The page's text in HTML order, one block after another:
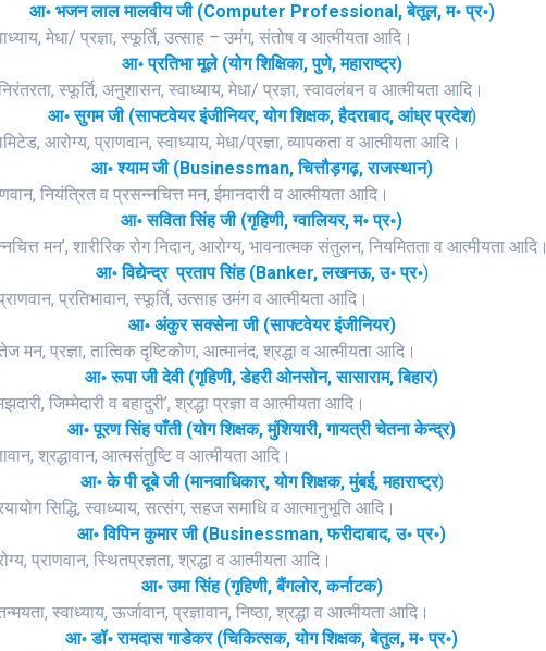
आ॰ भजन लाल मालवीय जी (Computer Professional, बेतूल, म॰ प्र॰)
मेधा/ प्रज्ञा, स्फूर्ति, उत्साह – उमंग, संतोष व आत्मीयता आदि।
आ॰ प्रतिभा मूले (योग शिक्षिका, पुणे, महाराष्ट्र)
स्फूर्ति, अनुशासन, स्वाध्याय, मेधा/ प्रज्ञा, स्वावलंबन व आत्मीयता आदि।
आ॰ सुगम जी (साफ्टवेयर इंजीनियर, योग शिक्षक, हैदराबाद, आंध्र प्रदेश)
आरोग्य, प्राणवान, स्वाध्याय, मेधा/प्रज्ञा, व्यापकता व आत्मीयता आदि।
आ॰ श्याम जी (Businessman, चित्तौड़गढ़, राजस्थान)
नियंत्रित व प्रसन्नचित्त मन, ईमानदारी व आत्मीयता आदि।
आ॰ सविता सिंह जी (गृहिणी, ग्वालियर, म॰ प्र॰)
मन’, शारीरिक रोग निदान, आरोग्य, भावनात्मक संतुलन, नियमितता व आत्मीयता आदि।
आ॰ विद्येन्द्र प्रताप सिंह (Banker, लखनऊ, उ॰ प्र॰)
प्रतिभावान, स्फूर्ति, उत्साह उमंग व आत्मीयता आदि।
आ॰ अंकुर सक्सेना जी (साफ्टवेयर इंजीनियर)
मन, प्रज्ञा, तात्विक दृष्टिकोण, आत्मानंद, श्रद्धा व आत्मीयता आदि।
आ॰ रूपा जी देवी (गृहिणी, डेहरी ओनसोन, सासाराम, बिहार)
जिम्मेदारी व बहादुरी’, श्रद्धा प्रज्ञा व आत्मीयता आदि।
आ॰ पूरण सिंह पाँती (योग शिक्षक, मुंशियारी, गायत्री चेतना केन्द्र)
श्रद्धावान, आत्मसंतुष्टि व आत्मीयता आदि।
आ॰ के पी दूबे जी (मानवाधिकार, योग शिक्षक, मुंबई, महाराष्ट्र)
सिद्धि, स्वाध्याय, सत्संग, सहज समाधि व आत्मानुभूति आदि।
आ॰ विपिन कुमार जी (Businessman, फरीदाबाद, उ॰ प्र॰)
प्राणवान, स्थितप्रज्ञता, श्रद्धा व आत्मीयता आदि।
आ॰ उमा सिंह (गृहिणी, बैंगलोर, कर्नाटक)
स्वाध्याय, ऊर्जावान, प्रज्ञावान, निष्ठा, श्रद्धा व आत्मीयता आदि।
आ॰ डॉ॰ रामदास गाडेकर (चिकित्सक, योग शिक्षक, बेतुल, म॰ प्र॰)